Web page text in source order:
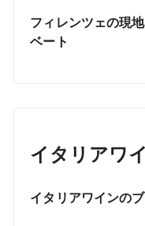
フィレンツェの現
ベート
イタリアワ
イタリアワインの